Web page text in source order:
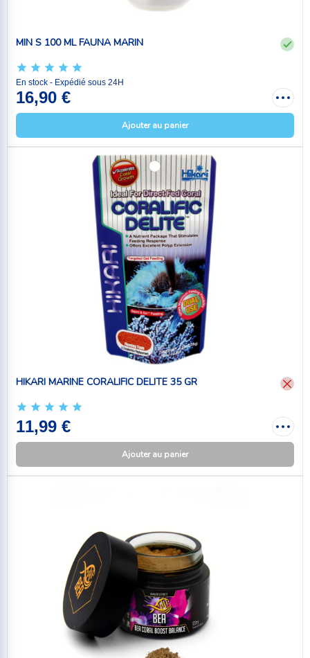
MIN S 100 ML FAUNA MARIN
En stock - Expédié sous 24H
16,90 €
Ajouter au panier
HIKARI MARINE CORALIFIC DELITE 35 GR
11,99 €
Ajouter au panier